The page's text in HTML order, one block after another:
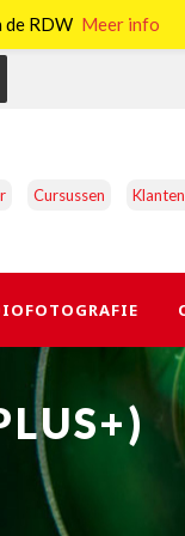
Cursussen
de RDW Meer info